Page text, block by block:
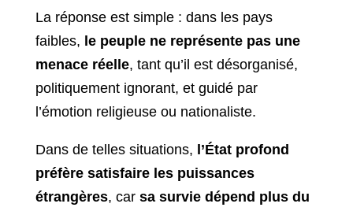
La réponse est simple : dans les pays
faibles, le peuple ne représente pas une
menace réelle, tant qu’il est désorganisé,
politiquement ignorant, et guidé par
l’émotion religieuse ou nationaliste.
Dans de telles situations, l’État profond
préfère satisfaire les puissances
étrangères, car sa survie dépend plus du